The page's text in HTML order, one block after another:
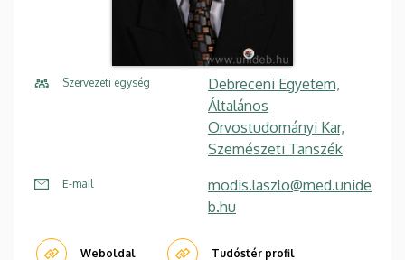
Szervezeti egység
Debreceni Egyetem,
Általános
Orvostudományi Kar,
Szemészeti Tanszék
E-mail
modis.laszlo@med.unide
b.hu
Weboldal Tudóstér profil